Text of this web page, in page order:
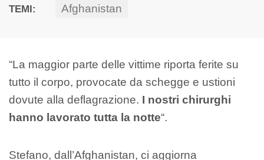
TEMI: Afghanistan
“La maggior parte delle vittime riporta ferite su
tutto il corpo, provocate da schegge e ustioni
dovute alla deflagrazione. I nostri chirurghi
hanno lavorato tutta la notte“.
Stefano, dall’Afghanistan, ci aggiorna